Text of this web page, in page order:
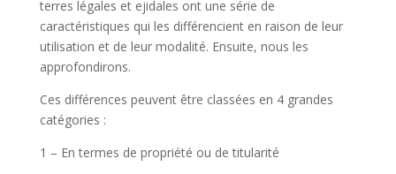
terres légales et ejidales ont une série de
caractéristiques qui les différencient en raison de leur
utilisation et de leur modalité. Ensuite, nous les
approfondirons.
Ces différences peuvent être classées en 4 grandes
catégories :
1 – En termes de propriété ou de titularité